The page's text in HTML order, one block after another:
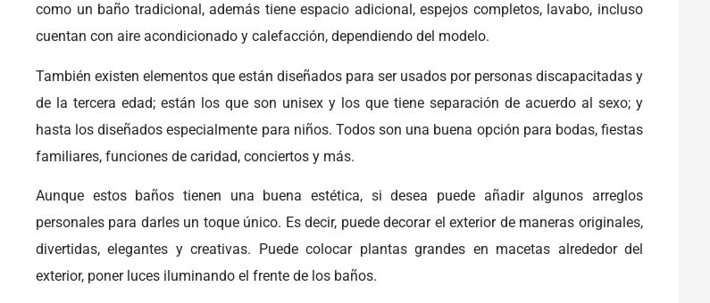
como un baño tradicional, además tiene espacio adicional, espejos completos, lavabo, incluso
cuentan con aire acondicionado y calefacción, dependiendo del modelo.
También existen elementos que están diseñados para ser usados por personas discapacitadas y
de la tercera edad; están los que son unisex y los que tiene separación de acuerdo al sexo; y
hasta los diseñados especialmente para niños. Todos son una buena opción para bodas, fiestas
familiares, funciones de caridad, conciertos y más.
Aunque estos baños tienen una buena estética, si desea puede añadir algunos arreglos
personales para darles un toque único. Es decir, puede decorar el exterior de maneras originales,
divertidas, elegantes y creativas. Puede colocar plantas grandes en macetas alrededor del
exterior, poner luces iluminando el frente de los baños.